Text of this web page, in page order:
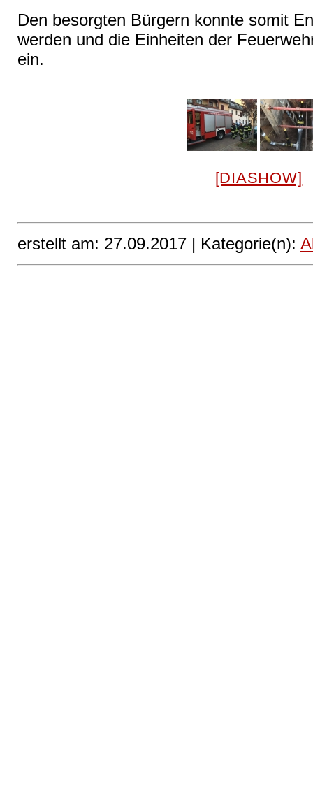
Den besorgten Bürgern konnte somit
werden und die Einheiten der
ein.
[DIASHOW]
erstellt am: 27.09.2017 | Kategorie(n):